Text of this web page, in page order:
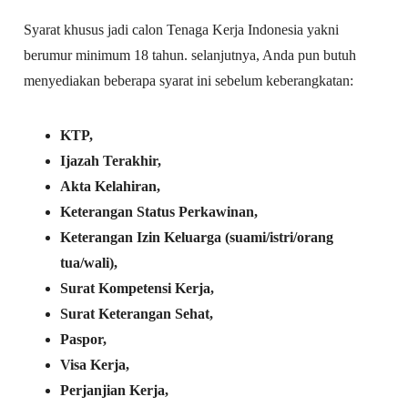
Syarat khusus jadi calon Tenaga Kerja Indonesia yakni
berumur minimum 18 tahun. selanjutnya, Anda pun butuh
menyediakan beberapa syarat ini sebelum keberangkatan:
KTP,
Ijazah Terakhir,
Akta Kelahiran,
Keterangan Status Perkawinan,
Keterangan Izin Keluarga (suami/istri/orang
tua/wali),
Surat Kompetensi Kerja,
Surat Keterangan Sehat,
Paspor,
Visa Kerja,
Perjanjian Kerja,